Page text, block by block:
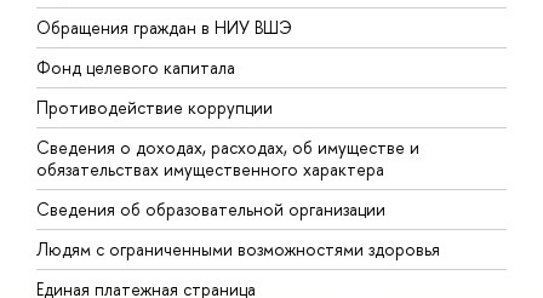
Обращения граждан в НИУ ВШЭ
Фонд целевого капитала
Противодействие коррупции
Сведения о доходах, расходах, об имуществе и
обязательствах имущественного характера
Сведения об образовательной организации
Людям с ограниченными возможностями здоровья
Единая платежная страница